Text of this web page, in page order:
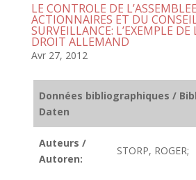
LE CONTROLE DE
ACTIONNAIRES ET DU
SURVEILLANCE: L’EXEMPLE DE
DROIT ALLEMAND
Avr 27, 2012
Données bibliographiques /
Daten
Auteurs /
Autoren:
STORP, ROGER;